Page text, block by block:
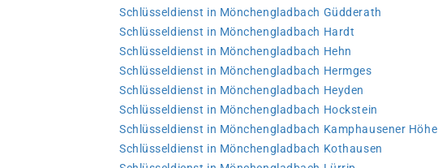
Schlüsseldienst in Mönchengladbach Güdderath
Schlüsseldienst in Mönchengladbach Hardt
Schlüsseldienst in Mönchengladbach Hehn
Schlüsseldienst in Mönchengladbach Hermges
Schlüsseldienst in Mönchengladbach Heyden
Schlüsseldienst in Mönchengladbach Hockstein
Schlüsseldienst in Mönchengladbach Kamphausener Höhe
Schlüsseldienst in Mönchengladbach Kothausen